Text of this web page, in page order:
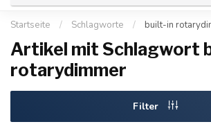
Startseite / Schlagworte / built-in
Artikel mit Schlagwort
rotarydimmer
Filter